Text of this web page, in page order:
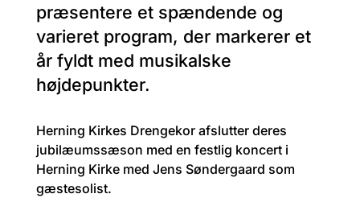
præsentere et spændende og
varieret program, der markerer et
år fyldt med musikalske
højdepunkter.
Herning Kirkes Drengekor afslutter deres
jubilæumssæson med en festlig koncert i
Herning Kirke med Jens Søndergaard som
gæstesolist.